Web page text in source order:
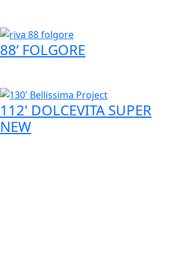
88’ FOLGORE
112' DOLCEVITA SUPER
NEW